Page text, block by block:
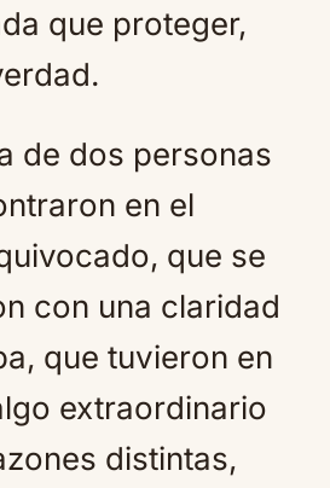
que proteger,
de dos personas
en el
que se
con una claridad
que tuvieron en
extraordinario
distintas,